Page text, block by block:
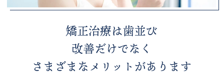
矯正治療は歯並び
改善だけでなく
さまざまなメリットがあります